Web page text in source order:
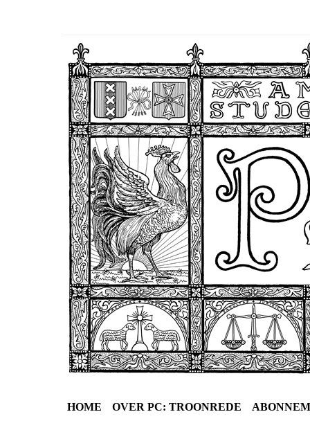
HOME OVER PC: TROONREDE